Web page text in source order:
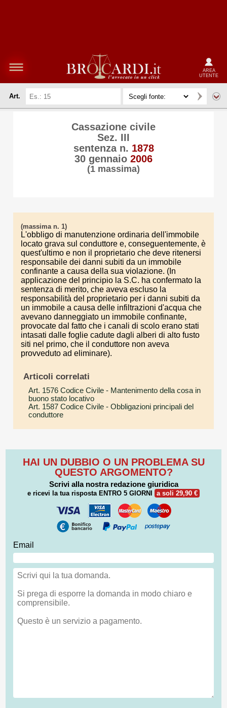
AREA
UTENTE
Art.
Cassazione civile
Sez. III
sentenza n. 1878
30 gennaio 2006
(1 massima)
(massima n. 1)
L'obbligo di manutenzione ordinaria dell'immobile
locato grava sul conduttore e, conseguentemente, è
quest'ultimo e non il proprietario che deve ritenersi
responsabile dei danni subiti da un immobile
confinante a causa della sua violazione. (In
applicazione del principio la S.C. ha confermato la
sentenza di merito, che aveva escluso la
responsabilità del proprietario per i danni subiti da
un immobile a causa delle infiltrazioni d'acqua che
avevano danneggiato un immobile confinante,
provocate dal fatto che i canali di scolo erano stati
intasati dalle foglie cadute dagli alberi di alto fusto
siti nel primo, che il conduttore non aveva
provveduto ad eliminare).
Articoli correlati
Art. 1576 Codice Civile - Mantenimento della cosa in
buono stato locativo
Art. 1587 Codice Civile - Obbligazioni principali del
conduttore
HAI UN DUBBIO O UN PROBLEMA SU
QUESTO ARGOMENTO?
Scrivi alla nostra redazione giuridica
e ricevi la tua risposta ENTRO 5 GIORNI a soli 29,90 €
Email